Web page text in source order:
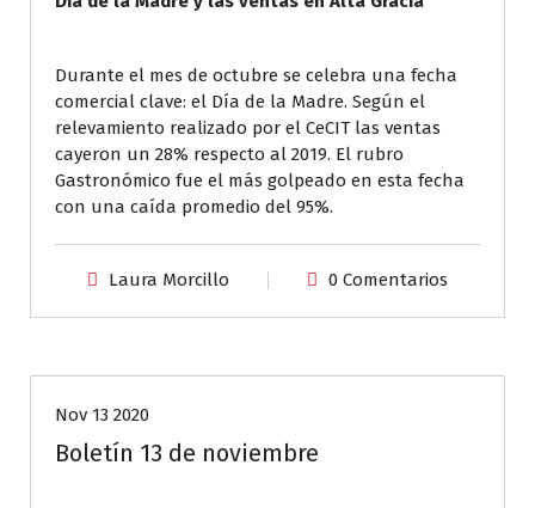
Durante el mes de octubre se celebra una fecha
comercial clave: el Día de la Madre. Según el
relevamiento realizado por el CeCIT las ventas
cayeron un 28% respecto al 2019. El rubro
Gastronómico fue el más golpeado en esta fecha
con una caída promedio del 95%.
Laura Morcillo 0 Comentarios
Nov 13 2020
Boletín 13 de noviembre